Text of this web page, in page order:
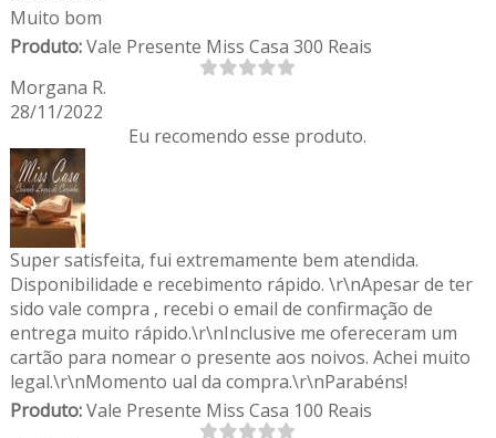
Muito bom
Produto:Vale Presente Miss Casa 300 Reais
Morgana R.
28/11/2022
Eu recomendo esse produto.
Super satisfeita, fui extremamente bem atendida.
Disponibilidade e recebimento rápido. \r\nApesar de ter
sido vale compra , recebi o email de confirmação de
entrega muito rápido.\r\nInclusive me ofereceram um
cartão para nomear o presente aos noivos. Achei muito
legal.\r\nMomento ual da compra.\r\nParabéns!
Produto:Vale Presente Miss Casa 100 Reais